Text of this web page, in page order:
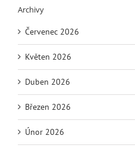
Archivy
Červenec 2026
Květen 2026
Duben 2026
Březen 2026
Únor 2026